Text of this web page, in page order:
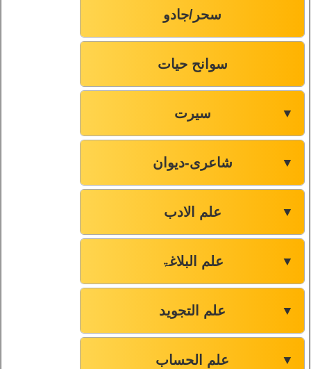
سحر/جادو
سوانح حیات
سیرت ▼
شاعری-دیوان ▼
علم الادب ▼
علم البلاغۃ ▼
علم التجوید ▼
علم الحساب ▼